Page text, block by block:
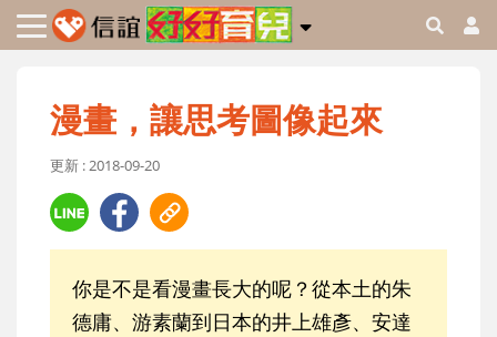
漫畫，讓思考圖像起來
更新 : 2018-09-20
你是不是看漫畫長大的呢？從本土的朱
德庸、游素蘭到日本的井上雄彥、安達